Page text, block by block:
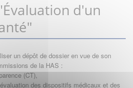
d'un
un dépôt de dossier en vue de son
de la HAS :
(CT),
des dispositifs médicaux et des